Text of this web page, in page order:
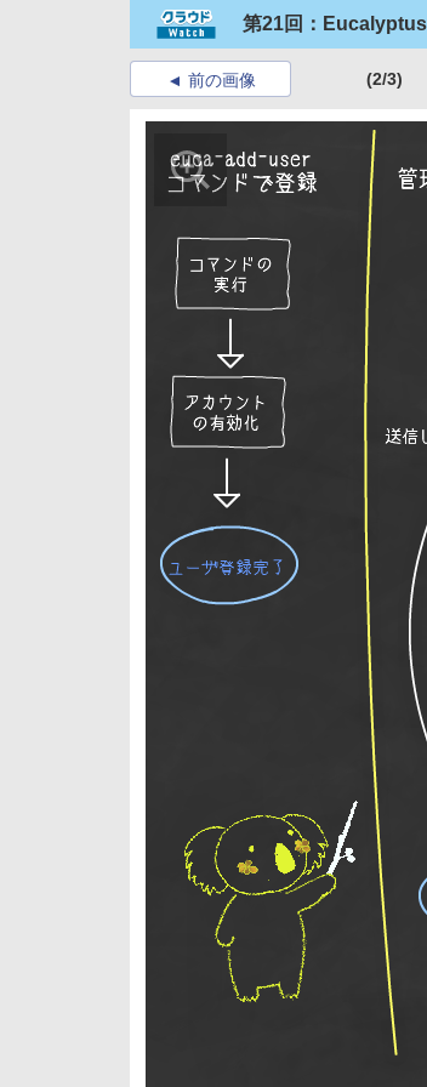
第21回：
前の画像 (2/3)